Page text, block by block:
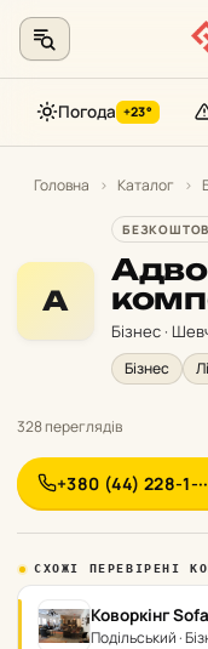
Погода +23°
Головна › Каталог ›
А
Бізнес ·
Бізнес
328 переглядів
+380 (44) 228-1-
СХОЖІ ПЕРЕВІРЕНІ
Коворкінг
Подільський ·